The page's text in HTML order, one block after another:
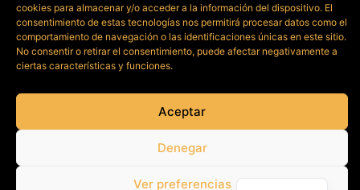
cookies para almacenar y/o acceder a la información del dispositivo. El
consentimiento de estas tecnologías nos permitirá procesar datos como el
comportamiento de navegación o las identificaciones únicas en este sitio.
No consentir o retirar el consentimiento, puede afectar negativamente a
ciertas características y funciones.
Aceptar
Denegar
Ver preferencias
AVÍS LEGAL
POLÍTICA DE COOKIES
Fisioteràpia Sant Feliu – Página desarrollada por Zynco